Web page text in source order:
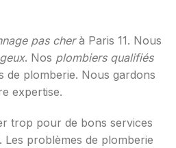
pas cherà Paris 11. Nous
. Nos plombiers qualifiés
de plomberie. Nous gardons
expertise.
trop pour de bons services
Les problèmes de plomberie